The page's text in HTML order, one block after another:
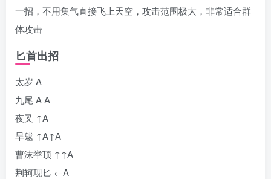
一招，不用集气直接飞上天空，攻击范围极大，非常适合群
体攻击
匕首出招
太岁 A
九尾 A A
夜叉 ↑A
旱魃 ↑A↑A
曹沫举顶 ↑↑A
荆轲现匕 ←A